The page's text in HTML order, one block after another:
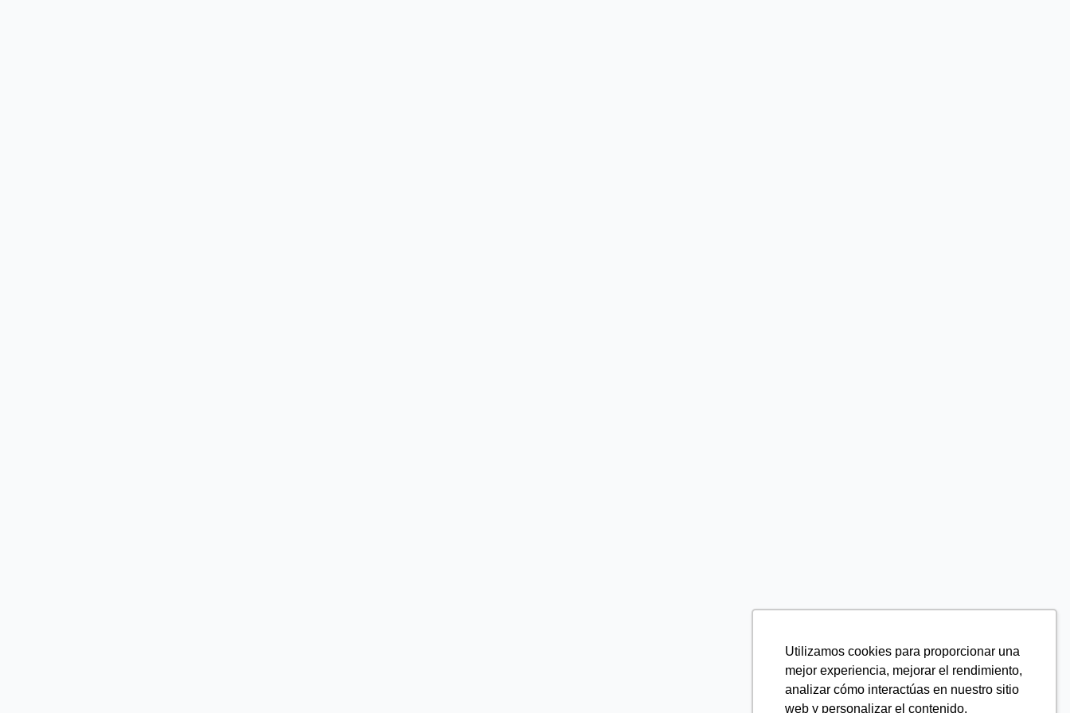
Utilizamos cookies para proporcionar una
mejor experiencia, mejorar el rendimiento,
analizar cómo interactúas en nuestro sitio
web y personalizar el contenido.